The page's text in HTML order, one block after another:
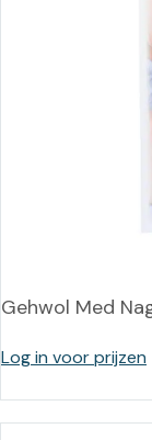
Gehwol Med
Log in voor prijzen